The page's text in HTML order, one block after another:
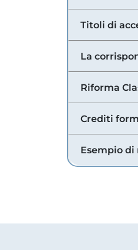
Titoli di
La
Riforma
Crediti
Esempio di